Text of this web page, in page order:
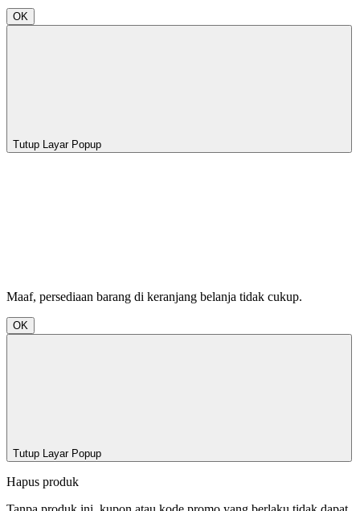
OK
Tutup Layar Popup
Maaf, persediaan barang di keranjang belanja tidak cukup.
OK
Tutup Layar Popup
Hapus produk